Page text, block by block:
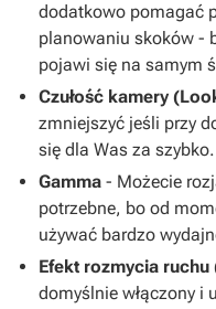
dodatkowo pomagać
planowaniu skoków -
pojawi się na samym
Czułość kamery
zmniejszyć jeśli przy
się dla Was za szybko.
Gamma - Możecie
potrzebne, bo od
używać bardzo
Efekt rozmycia
domyślnie włączony i